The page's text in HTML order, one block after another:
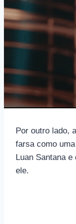
Por outro lado,
farsa como
Luan Santana
ele.